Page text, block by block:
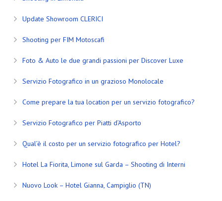
Update Showroom CLERICI
Shooting per FIM Motoscafi
Foto & Auto le due grandi passioni per Discover Luxe
Servizio Fotografico in un grazioso Monolocale
Come prepare la tua location per un servizio fotografico?
Servizio Fotografico per Piatti d’Asporto
Qual’è il costo per un servizio fotografico per Hotel?
Hotel La Fiorita, Limone sul Garda – Shooting di Interni
Nuovo Look – Hotel Gianna, Campiglio (TN)